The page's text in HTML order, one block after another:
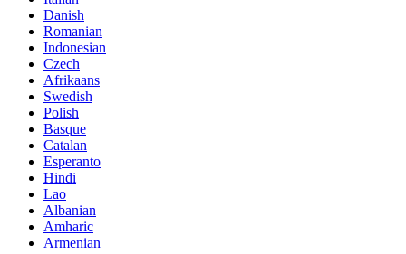
Danish
Romanian
Indonesian
Czech
Afrikaans
Swedish
Polish
Basque
Catalan
Esperanto
Hindi
Lao
Albanian
Amharic
Armenian